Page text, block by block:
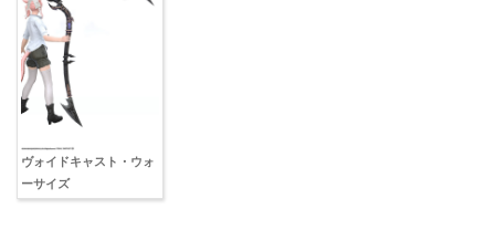
ヴォイドキャスト・ウォ
ーサイズ